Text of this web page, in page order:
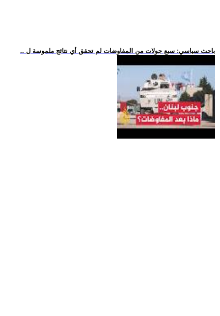
.. باحث سياسي: سبع جولات من المفاوضات لم تحقق أي نتائج ملموسة ل